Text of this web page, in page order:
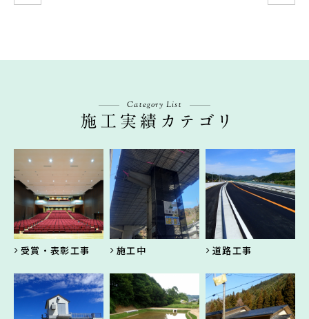
Category List
受賞・表彰工事 施工中 道路工事